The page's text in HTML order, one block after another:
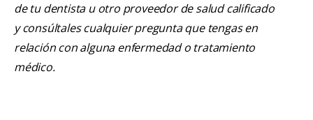
de tu dentista u otro proveedor de salud calificado
y consúltales cualquier pregunta que tengas en
relación con alguna enfermedad o tratamiento
médico.